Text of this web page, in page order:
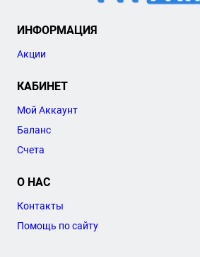
ИНФОРМАЦИЯ
Акции
КАБИНЕТ
Мой Аккаунт
Баланс
Счета
О НАС
Контакты
Помощь по сайту